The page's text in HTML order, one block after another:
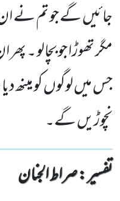
جائیں گے جو تم نے
مگر تھوڑا جو بچالو ۔
جس میں لوگوں کو مینھ
نچوڑیں گے۔
تفسیر : ‎صراط الجنان